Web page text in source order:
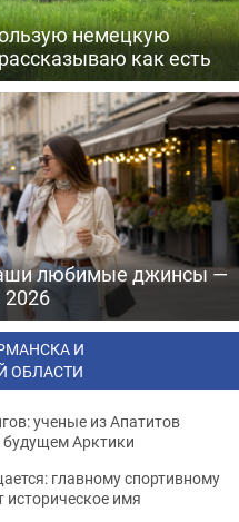
немецкую
как есть
любимые джинсы —
2026
И
ОБЛАСТИ
ученые из Апатитов
Арктики
главному спортивному
имя